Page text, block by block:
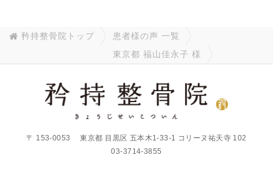
矜持整骨院トップ
患者様の声 一覧
東京都 福山佳永子 様
〒 153-0053 東京都 目黒区 五本木1-33-1 コリーヌ祐天寺 102
03-3714-3855